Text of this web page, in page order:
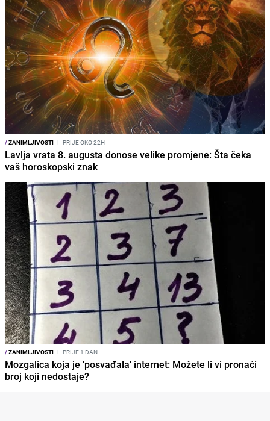
/ZANIMLJIVOSTI I PRIJE OKO 22H
Lavlja vrata 8. augusta donose velike promjene: Šta čeka
vaš horoskopski znak
/ZANIMLJIVOSTI I PRIJE 1 DAN
Mozgalica koja je 'posvađala' internet: Možete li vi pronaći
broj koji nedostaje?